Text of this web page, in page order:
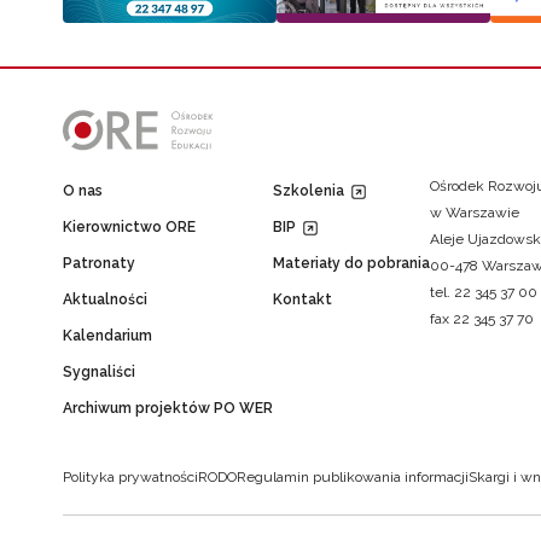
O nas
Kierownictwo ORE
Patronaty
Aktualności
Kalendarium
Sygnaliści
Archiwum projektów PO WER
Szkolenia
BIP
Materiały do pobrania
Kontakt
Ośrodek
w Warszawie
Aleje
00-478
tel. 22 345 37 00
fax 22 345 37 70
Polityka prywatnościRODORegulamin publikowania informacjiSkargi i